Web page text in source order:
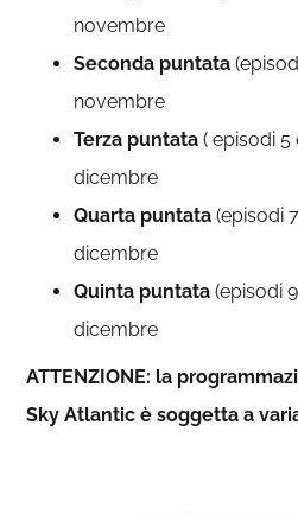
novembre
Seconda puntata
novembre
Terza puntata( episodi 5
dicembre
Quarta puntata(episodi
dicembre
Quinta puntata(episodi
dicembre
ATTENZIONE: la
Sky Atlantic è soggetta a